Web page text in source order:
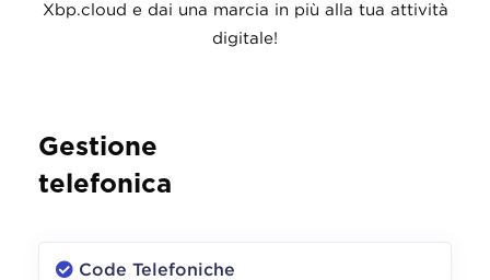
Xbp.cloud e dai una marcia in più alla tua attività
digitale!
Gestione
telefonica
Code Telefoniche